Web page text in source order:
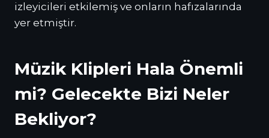
izleyicileri etkilemiş ve onların hafızalarında
yer etmiştir.
Müzik Klipleri Hala Önemli
mi? Gelecekte Bizi Neler
Bekliyor?